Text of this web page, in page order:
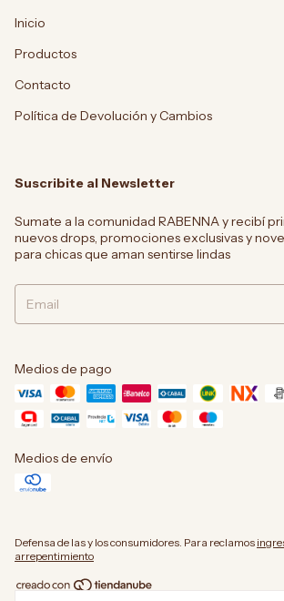
Inicio
Productos
Contacto
Política de Devolución y Cambios
Suscribite al Newsletter
Sumate a la comunidad RABENNA y recibí
nuevos drops, promociones exclusivas y
para chicas que aman sentirse lindas
Medios de pago
Medios de envío
Defensa de las y los consumidores. Para reclamos
arrepentimiento